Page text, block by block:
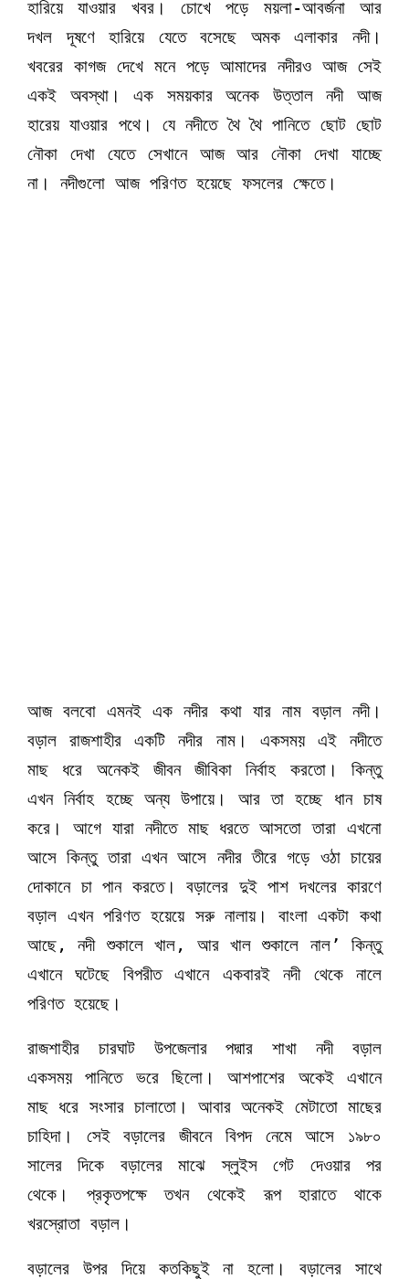
হারিয়ে যাওয়ার খবর। চোখে পড়ে ময়লা-আবর্জনা আর
দখল দূষণে হারিয়ে যেতে বসেছে অমক এলাকার নদী।
খবরের কাগজ দেখে মনে পড়ে আমাদের নদীরও আজ সেই
একই অবস্থা। এক সময়কার অনেক উত্তাল নদী আজ
হারেয় যাওয়ার পথে। যে নদীতে থৈ থৈ পানিতে ছোট ছোট
নৌকা দেখা যেতে সেখানে আজ আর নৌকা দেখা যাচ্ছে
না। নদীগুলো আজ পরিণত হয়েছে ফসলের ক্ষেতে।
আজ বলবো এমনই এক নদীর কথা যার নাম বড়াল নদী।
বড়াল রাজশাহীর একটি নদীর নাম। একসময় এই নদীতে
মাছ ধরে অনেকই জীবন জীবিকা নির্বাহ করতো। কিন্তু
এখন নির্বাহ হচ্ছে অন্য উপায়ে। আর তা হচ্ছে ধান চাষ
করে। আগে যারা নদীতে মাছ ধরতে আসতো তারা এখনো
আসে কিন্তু তারা এখন আসে নদীর তীরে গড়ে ওঠা চায়ের
দোকানে চা পান করতে। বড়ালের দুই পাশ দখলের কারণে
বড়াল এখন পরিণত হয়েয়ে সরু নালায়। বাংলা একটা কথা
আছে, নদী শুকালে খাল, আর খাল শুকালে নাল’ কিন্তু
এখানে ঘটেছে বিপরীত এখানে একবারই নদী থেকে নালে
পরিণত হয়েছে।
রাজশাহীর চারঘাট উপজেলার পদ্মার শাখা নদী বড়াল
একসময় পানিতে ভরে ছিলো। আশপাশের অকেই এখানে
মাছ ধরে সংসার চালাতো। আবার অনেকই মেটাতো মাছের
চাহিদা। সেই বড়ালের জীবনে বিপদ নেমে আসে ১৯৮০
সালের দিকে বড়ালের মাঝে স্লুইস গেট দেওয়ার পর
থেকে। প্রকৃতপক্ষে তখন থেকেই রূপ হারাতে থাকে
খরস্রোতা বড়াল।
বড়ালের উপর দিয়ে কতকিছুই না হলো। বড়ালের সাথে